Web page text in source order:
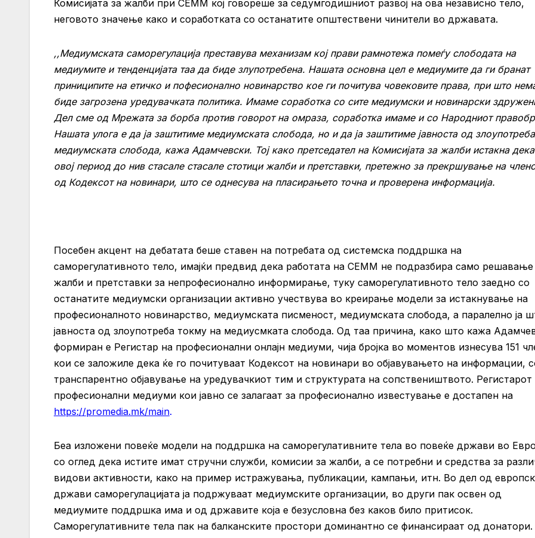
Комисијата за жалби при СЕММ кој говореше за седумгодишниот развој на ова независно тело,
неговото значење како и соработката со останатите општествени чинители во државата.
,,Медиумската саморегулација преставува механизам кој прави рамнотежа помеѓу слободата на
медиумите и тенденцијата таа да биде злупотребена. Нашата основна цел е медиумите да ги бранат
приниципите на етичко и пофесионално новинарство кое ги почитува човековите права, при што
биде загрозена уредувачката политика. Имаме соработка со сите медиумски и новинарски
Дел сме од Мрежата за борба против говорот на омраза, соработка имаме и со Народниот
Нашата улога е да ја заштитиме медиумската слобода, но и да ја заштитиме јавноста од
медиумската слобода, кажа Адамчевски. Тој како претседател на Комисијата за жалби истакна
овој период до нив стасале стасале стотици жалби и претставки, претежно за прекршување на
од Кодексот на новинари, што се однесува на пласирањето точна и проверена информација.
Посебен акцент на дебатата беше ставен на потребата од системска поддршка на
саморегулативното тело, имајќи предвид дека работата на СЕММ не подразбира само
жалби и претставки за непрофесионално информирање, туку саморегулативното тело заедно со
останатите медиумски организации активно учествува во креирање модели за истакнување на
професионалното новинарство, медиумската писменост, медиумската слобода, а паралелно ја
јавноста од злоупотреба токму на медиусмката слобода. Од таа причина, како што кажа
формиран е Регистар на професионални онлајн медиуми, чија бројка во моментов изнесува 151
кои се заложиле дека ќе го почитуваат Кодексот на новинари во објавувањето на информации,
транспарентно објавување на уредувачкиот тим и структурата на сопствеништвото. Регистарот
професионални медиуми кои јавно се залагаат за професионално известување е достапен на
https://promedia.mk/main.
Беа изложени повеќе модели на поддршка на саморегулативните тела во повеќе држави во
со оглед дека истите имат стручни служби, комисии за жалби, а се потребни и средства за
видови активности, како на пример истражувања, публикации, кампањи, итн. Во дел од
држави саморегулацијата ја подржуваат медиумските организации, во други пак освен од
медиумите поддршка има и од државите која е безусловна без каков било притисок.
Саморегулативните тела пак на балканските простори доминантно се финансираат од донатори.